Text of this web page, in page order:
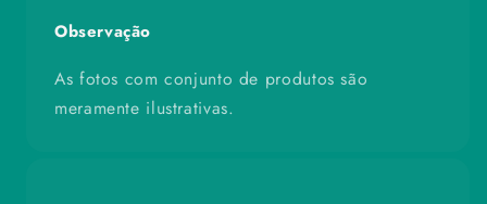
Observação
As fotos com conjunto de produtos são
meramente ilustrativas.